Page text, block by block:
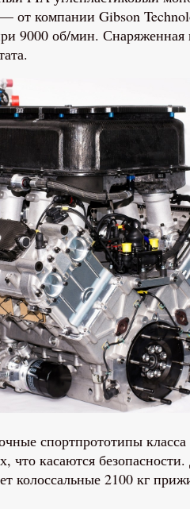
— от компании Gibson
9000 об/мин. Снаряженная
спортпрототипы
что касаются
колоссальные 2100 кг